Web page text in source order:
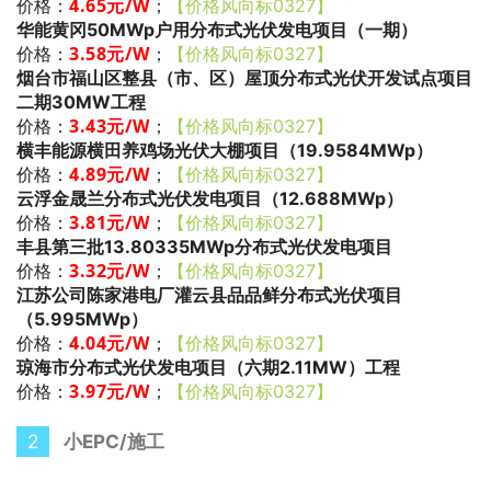
价格： 4.65元/W；
【价格风向标0327】
华能黄冈50MWp户用分布式光伏发电项目（一期）
价格： 3.58元/W；
【价格风向标0327】
烟台市福山区整县（市、区）屋顶分布式光伏开发试点项目
二期30MW工程
价格： 3.43元/W；
【价格风向标0327】
横丰能源横田养鸡场光伏大棚项目（19.9584MWp）
价格： 4.89元/W；
【价格风向标0327】
云浮金晟兰分布式光伏发电项目（12.688MWp）
价格： 3.81元/W；
【价格风向标0327】
丰县第三批13.80335MWp分布式光伏发电项目
价格： 3.32元/W；
【价格风向标0327】
江苏公司陈家港电厂灌云县品品鲜分布式光伏项目
（5.995MWp）
价格： 4.04元/W；
【价格风向标0327】
琼海市分布式光伏发电项目（六期2.11MW）工程
价格： 3.97元/W； 【价格风向标0327】
2 小EPC/施工